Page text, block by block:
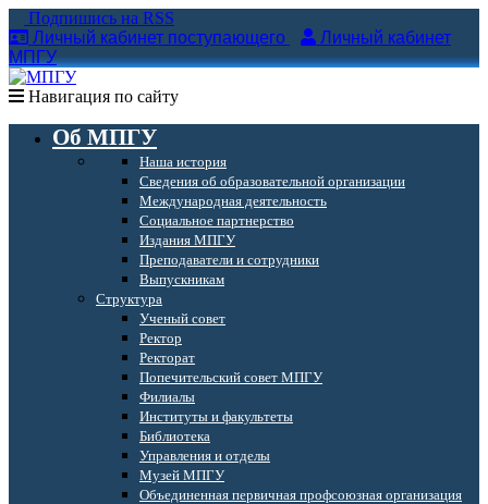
Подпишись на RSS
Личный кабинет поступающего
Личный кабинет
МПГУ
Навигация по сайту
Об МПГУ
Наша история
Сведения об образовательной организации
Международная деятельность
Социальное партнерство
Издания МПГУ
Преподаватели и сотрудники
Выпускникам
Структура
Ученый совет
Ректор
Ректорат
Попечительский совет МПГУ
Филиалы
Институты и факультеты
Библиотека
Управления и отделы
Музей МПГУ
Объединенная первичная профсоюзная организация